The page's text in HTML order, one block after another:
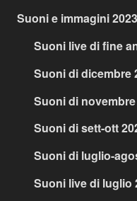
Suoni e immagini 2023
Suoni live di fine
Suoni di dicembre
Suoni di
Suoni di sett-ott
Suoni di luglio-
Suoni live di luglio